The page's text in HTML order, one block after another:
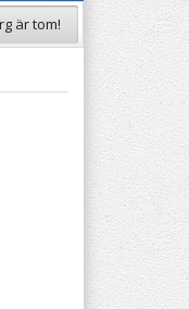
är tom!